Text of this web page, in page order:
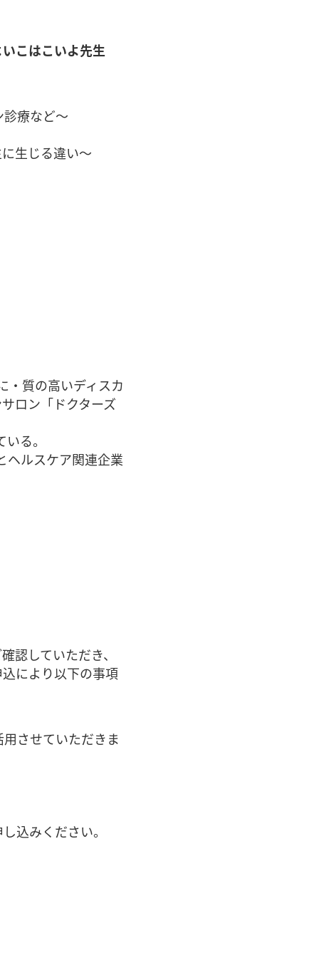
先生
療など〜
生じる違い〜
・質の高いディスカ
ロン「ドクターズ
る。
ヘルスケア関連企業
認していただき、
により以下の事項
させていただきま
込みください。